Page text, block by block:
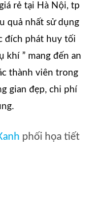
rẻ tại Hà Nội, tp
quả nhất sử dụng
đích phát huy tối
khí ” mang đến an
thành viên trong
gian đẹp, chi phí
phối họa tiết